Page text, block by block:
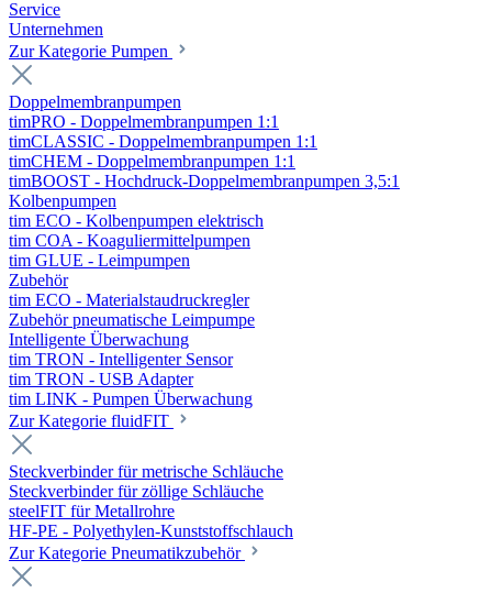
Service
Unternehmen
Zur Kategorie Pumpen
Doppelmembranpumpen
timPRO - Doppelmembranpumpen 1:1
timCLASSIC - Doppelmembranpumpen 1:1
timCHEM - Doppelmembranpumpen 1:1
timBOOST - Hochdruck-Doppelmembranpumpen 3,5:1
Kolbenpumpen
tim ECO - Kolbenpumpen elektrisch
tim COA - Koaguliermittelpumpen
tim GLUE - Leimpumpen
Zubehör
tim ECO - Materialstaudruckregler
Zubehör pneumatische Leimpumpe
Intelligente Überwachung
tim TRON - Intelligenter Sensor
tim TRON - USB Adapter
tim LINK - Pumpen Überwachung
Zur Kategorie fluidFIT
Steckverbinder für metrische Schläuche
Steckverbinder für zöllige Schläuche
steelFIT für Metallrohre
HF-PE - Polyethylen-Kunststoffschlauch
Zur Kategorie Pneumatikzubehör